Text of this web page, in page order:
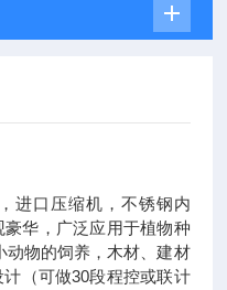
进口压缩机，不锈钢内
华，广泛应用于植物种
动物的饲养，木材、建材
（可做30段程控或联计